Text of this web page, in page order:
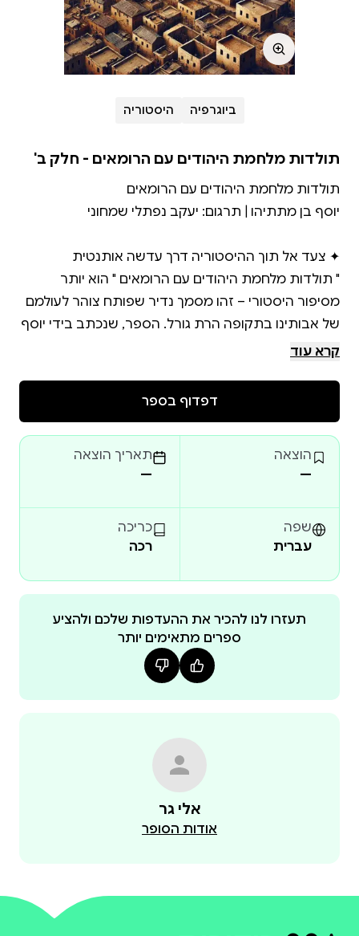
ביוגרפיה היסטוריה
תולדות מלחמת היהודים עם הרומאים - חלק ב'
" תולדות מלחמת היהודים עם הרומאים " הוא יותר
מסיפור היסטורי – זהו מסמך נדיר שפותח צוהר לעולמם
של אבותינו בתקופה הרת גורל. הספר, שנכתב בידי יוסף
בן מתתיהו, היסטוריון יהודי בן המאה הראשונה, הוא
עתיקה, מציע חוויה קריאה ייחודית ושונה מכל תרגום
עכשווי. זוהי הזדמנות יוצאת דופן לחוות את הטקסט כפי
שקראו אותו חוקרי ההיסטוריה הראשונים בעברית
קריאת תרגום זה אינה רק קריאה בספר היסטוריה; היא
מסע בזמן אל שפת המקור וההקשר התרבותי שלה .
אמנם השפה עשויה לדרוש ריכוז ומאמץ, אך היא מעניקה
בחירה בקריאת תרגום זה אינה רק קריאה – היא אתגר
משפט ומעניק הזדמנות להיכנס לנבכי הדיון התרבותי,
לאלו המחפשים לא רק ספר, אלא חוויה
קרא עוד
דפדוף בספר
הוצאה
—
תאריך הוצאה
—
שפה
עברית
כריכה
רכה
תעזרו לנו להכיר את ההעדפות שלכם ולהציע
ספרים מתאימים יותר
אלי גר
אודות הסופר